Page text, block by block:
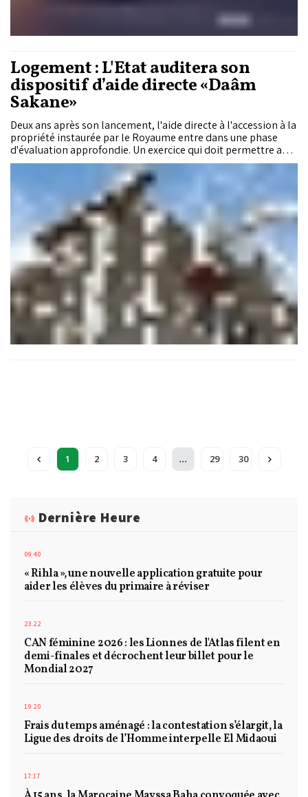
Logement : L'État auditera son
dispositif d’aide directe «Daâm
Sakane»
Deux ans après son lancement, l'aide directe à l'accession à la
propriété instaurée par le Royaume entre dans une phase
d'évaluation approfondie. Un exercice qui doit permettre au
département de l’Habitat de mesurer les effets réels du
programme sur les ménages, le marché immobilier et
l'économie nationale, et d'en dessiner l'avenir au-delà de
1 2 3 4 ... 29 30
Dernière Heure
09:40
« Rihla », une nouvelle application gratuite pour
aider les élèves du primaire à réviser
23:22
CAN féminine 2026 : les Lionnes de l'Atlas filent en
demi-finales et décrochent leur billet pour le
Mondial 2027
19:20
Frais du temps aménagé : la contestation s’élargit, la
Ligue des droits de l’Homme interpelle El Midaoui
17:17